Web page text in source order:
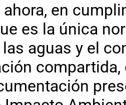
en
es la única
aguas y el
compartida,